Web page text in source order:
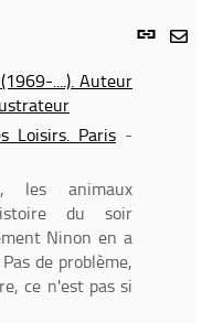
Lien
....). Auteur
Loisirs. Paris -
les animaux
du soir
Ninon en a
de problème,
ce n'est pas si